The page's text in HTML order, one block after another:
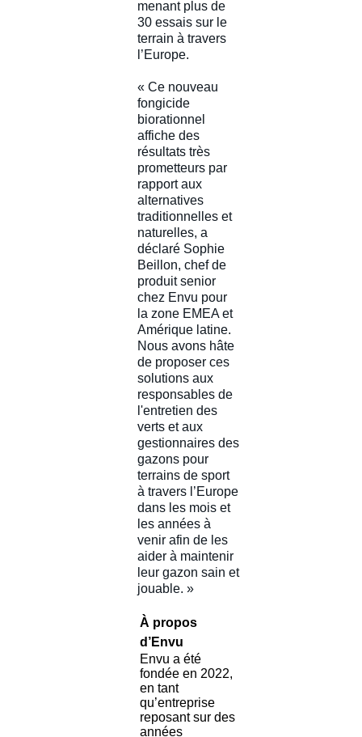
menant plus de
30 essais sur le
terrain à travers
l’Europe.
« Ce nouveau
fongicide
biorationnel
affiche des
résultats très
prometteurs par
rapport aux
alternatives
traditionnelles et
naturelles, a
déclaré Sophie
Beillon, chef de
produit senior
chez Envu pour
la zone EMEA et
Amérique latine.
Nous avons hâte
de proposer ces
solutions aux
responsables de
l'entretien des
verts et aux
gestionnaires des
gazons pour
terrains de sport
à travers l’Europe
dans les mois et
les années à
venir afin de les
aider à maintenir
leur gazon sain et
jouable. »
À propos
d’Envu
Envu a été
fondée en 2022,
en tant
qu’entreprise
reposant sur des
années